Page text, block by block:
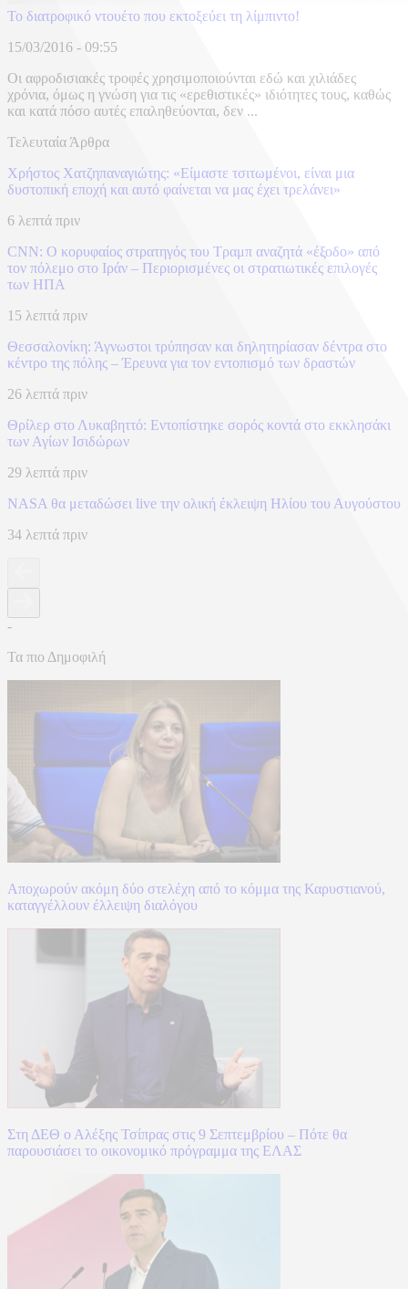
Το διατροφικό ντουέτο που εκτοξεύει τη λίμπιντο!
15/03/2016 - 09:55
Οι αφροδισιακές τροφές χρησιμοποιούνται εδώ και χιλιάδες
χρόνια, όμως η γνώση για τις «ερεθιστικές» ιδιότητες τους, καθώς
και κατά πόσο αυτές επαληθεύονται, δεν ...
Τελευταία Άρθρα
Χρήστος Χατζηπαναγιώτης: «Είμαστε τσιτωμένοι, είναι μια
δυστοπική εποχή και αυτό φαίνεται να μας έχει τρελάνει»
6 λεπτά πριν
CNN: Ο κορυφαίος στρατηγός του Τραμπ αναζητά «έξοδο» από
τον πόλεμο στο Ιράν – Περιορισμένες οι στρατιωτικές επιλογές
των ΗΠΑ
15 λεπτά πριν
Θεσσαλονίκη: Άγνωστοι τρύπησαν και δηλητηρίασαν δέντρα στο
κέντρο της πόλης – Έρευνα για τον εντοπισμό των δραστών
26 λεπτά πριν
Θρίλερ στο Λυκαβηττό: Εντοπίστηκε σορός κοντά στο εκκλησάκι
των Αγίων Ισιδώρων
29 λεπτά πριν
NASA θα μεταδώσει live την ολική έκλειψη Ηλίου του Αυγούστου
34 λεπτά πριν
-
Τα πιο Δημοφιλή
Αποχωρούν ακόμη δύο στελέχη από το κόμμα της Καρυστιανού,
καταγγέλλουν έλλειψη διαλόγου
Στη ΔΕΘ ο Αλέξης Τσίπρας στις 9 Σεπτεμβρίου – Πότε θα
παρουσιάσει το οικονομικό πρόγραμμα της ΕΛΑΣ